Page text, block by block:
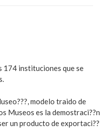
174 instituciones que se
modelo traido de
Museos es la demostraci??n
un producto de exportaci??